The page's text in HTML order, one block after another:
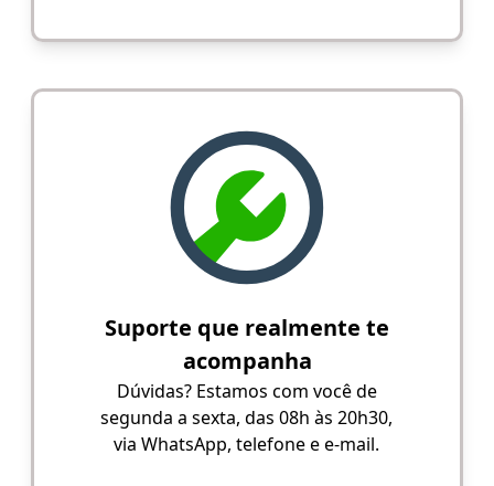
Suporte que realmente te
acompanha
Dúvidas? Estamos com você de
segunda a sexta, das 08h às 20h30,
via WhatsApp, telefone e e-mail.